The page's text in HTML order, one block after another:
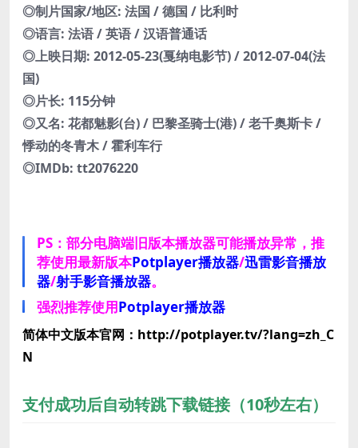
◎制片国家/地区: 法国 / 德国 / 比利时
◎语言: 法语 / 英语 / 汉语普通话
◎上映日期: 2012-05-23(戛纳电影节) / 2012-07-04(法
国)
◎片长: 115分钟
◎又名: 花都魅影(台) / 巴黎圣骑士(港) / 老千奥斯卡 /
悸动的冬青木 / 霍利车行
◎IMDb: tt2076220
PS：部分电脑端旧版本播放器可能播放异常，推
荐使用最新版本Potplayer播放器/迅雷影音播放
器/射手影音播放器。
强烈推荐使用Potplayer播放器
简体中文版本官网：http://potplayer.tv/?lang=zh_C
N
支付成功后自动转跳下载链接（10秒左右）